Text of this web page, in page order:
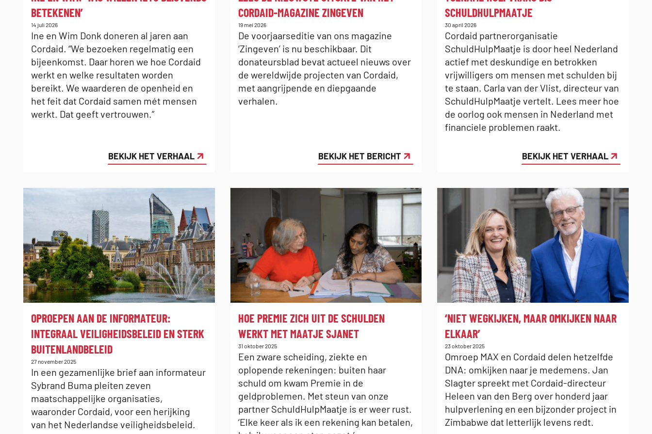
BETEKENEN’
Gepubliceerd
op:
14 juli 2026
Ine en Wim Donk doneren al jaren aan
Cordaid. “We bezoeken regelmatig een
bijeenkomst. Daar horen we hoe Cordaid
werkt en welke resultaten worden
bereikt. We waarderen de openheid en
het feit dat Cordaid samen mét mensen
werkt. Dat geeft vertrouwen.”
BEKIJK HET VERHAAL
CORDAID-MAGAZINE ZINGEVEN
Gepubliceerd
op:
19 mei 2026
De voorjaarseditie van ons magazine
‘Zingeven’ is nu beschikbaar. Dit
donateursblad bevat actueel nieuws over
de wereldwijde projecten van Cordaid,
met aangrijpende en diepgaande
verhalen.
BEKIJK HET BERICHT
SCHULDHULPMAATJE
Gepubliceerd
op:
30 april 2026
Cordaid partnerorganisatie
SchuldHulpMaatje is door heel Nederland
actief met deskundige en betrokken
vrijwilligers om mensen met schulden bij
te staan. Carla van der Vlist, directeur van
SchuldHulpMaatje vertelt. Lees meer hoe
de oorlog ook mensen in Nederland met
financiele problemen raakt.
BEKIJK HET VERHAAL
:
OPROEPEN AAN DE INFORMATEUR:
INTEGRAAL VEILIGHEIDSBELEID EN STERK
BUITENLANDBELEID
Gepubliceerd
op:
27 november 2025
In een gezamenlijke brief aan informateur
Sybrand Buma pleiten zeven
maatschappelijke organisaties,
waaronder Cordaid, voor een herijking
van het Nederlandse veiligheidsbeleid.
:
HOE PREMIE ZICH UIT DE SCHULDEN
WERKT MET MAATJE SJANET
Gepubliceerd
op:
31 oktober 2025
Een zware scheiding, ziekte en
oplopende rekeningen: buiten haar
schuld om kwam Premie in de
geldproblemen. Met steun van onze
partner SchuldHulpMaatje is er weer rust.
‘Elke keer als ik een rekening kan betalen,
:
‘NIET WEGKIJKEN, MAAR OMKIJKEN NAAR
ELKAAR’
Gepubliceerd
op:
23 oktober 2025
Omroep MAX en Cordaid delen hetzelfde
DNA: omkijken naar je medemens. Jan
Slagter spreekt met Cordaid-directeur
Heleen van den Berg over honderd jaar
hulpverlening en een bijzonder project in
Zimbabwe dat letterlijk levens redt.